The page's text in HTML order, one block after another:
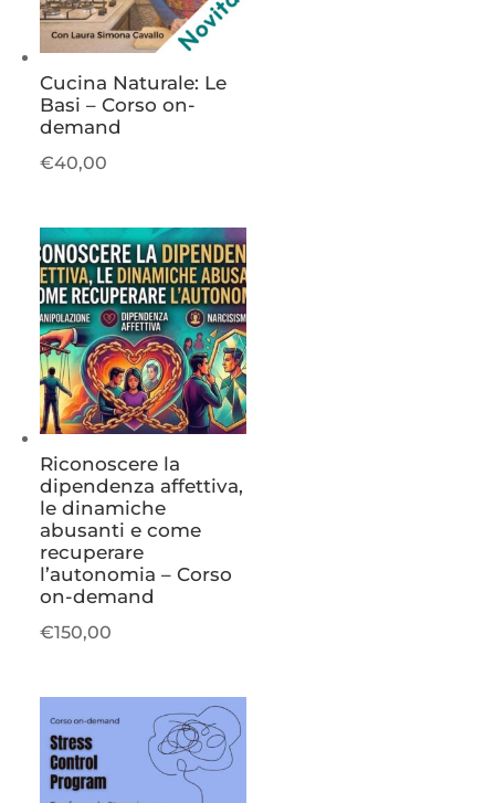
Cucina Naturale: Le
Basi – Corso on-
demand
€40,00
Riconoscere la
dipendenza affettiva,
le dinamiche
abusanti e come
recuperare
l’autonomia – Corso
on-demand
€150,00